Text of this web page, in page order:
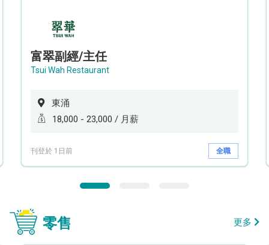
富翠副經/主任
Tsui Wah Restaurant
東涌
18,000 - 23,000 / 月薪
刊登於 1日前 全職
零售 更多